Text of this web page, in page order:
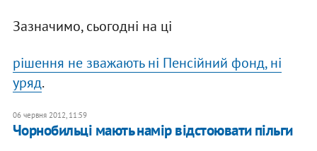
Зазначимо, сьогодні на ці
рішення не зважають ні Пенсійний фонд, ні
уряд.
06 червня 2012, 11:59
Чорнобильці мають намір відстоювати пільги